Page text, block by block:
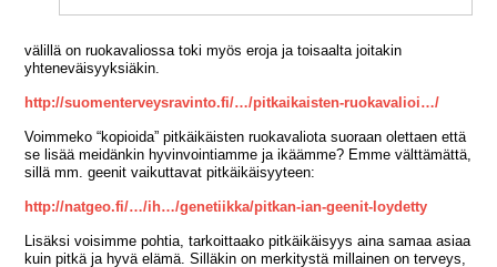
välillä on ruokavaliossa toki myös eroja ja toisaalta joitakin
yhteneväisyyksiäkin.
http://suomenterveysravinto.fi/…/pitkaikaisten-ruokavalioi…/
Voimmeko “kopioida” pitkäikäisten ruokavaliota suoraan olettaen että
se lisää meidänkin hyvinvointiamme ja ikäämme? Emme välttämättä,
sillä mm. geenit vaikuttavat pitkäikäisyyteen:
http://natgeo.fi/…/ih…/genetiikka/pitkan-ian-geenit-loydetty
Lisäksi voisimme pohtia, tarkoittaako pitkäikäisyys aina samaa asiaa
kuin pitkä ja hyvä elämä. Silläkin on merkitystä millainen on terveys,